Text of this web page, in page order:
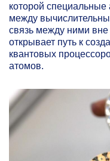
которой
между
связь между ними вне
открывает путь к
квантовых
атомов.